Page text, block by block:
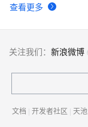
增效
查看更多
关注我们： 新浪微博
文档 | 开发者社区 | 天